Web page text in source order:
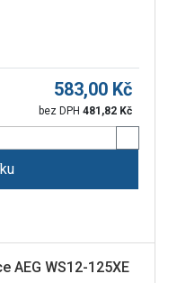
583,00 Kč
bez DPH 481,82 Kč
AEG WS12-125XE